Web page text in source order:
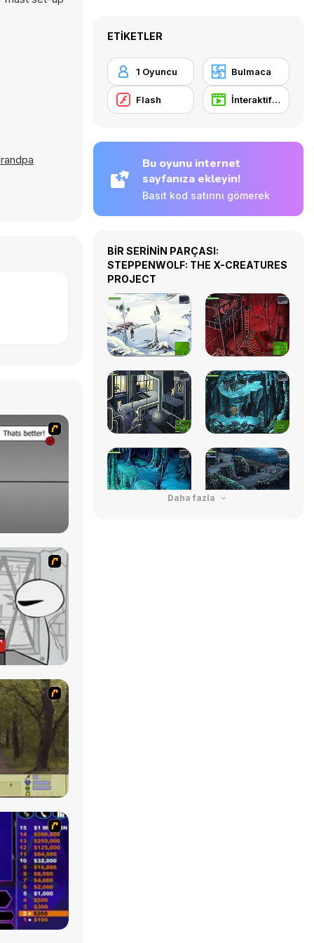
ETIKETLER
1 Oyuncu Bulmaca
Flash İnteraktif Kurgu
Bu oyunu internet
sayfanıza ekleyin!
Basit kod satırını gömerek
BİR SERİNİN PARÇASI:
STEPPENWOLF: THE X-CREATURES
PROJECT
Daha fazla